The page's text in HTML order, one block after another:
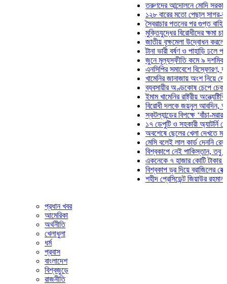
তরুণদের আন্দোলনে মোদি সরকার দুর্বল
১২৮ বারের মতো পেছাল সাগর-রুনি
স্বৈরাচার পতনের পর গুপ্ত বাহিনীর
মুক্তিযুদ্ধের বিরোধীদের ক্ষমা চাইতে
জাতীয় বৃক্ষমেলা উদ্বোধন করলেন
টানা ভারী বর্ষণ ও পাহাড়ি ঢলে
জুনে মূল্যস্ফীতি কমে ৯ দশমিক ১৬
এনসিপির সমাবেশে বিস্ফোরণ,
খামেনির জানাজায় অংশ নিয়ে দেশে
ব্যবসায়ীর অণ্ডকোষ চেপে চেক-
ইমাম খামেনির রাষ্ট্রীয়
বিরোধী দলকে জয়নুল আবদিন,
স্কটল্যান্ডের বিপক্ষে ‘বাঁচা-মরার
১৭ ডেপুটি ও সহকারী অ্যাটর্নি
অবশেষে ছেলের খেলা দেখতে মাঠে
মেসি বলেই লাল কার্ড দেননি রেফারি!
বিশ্বকাপে নেই পাকিস্তান, তবু
একনেকে ৭ হাজার কোটি টাকার ৫
বিশ্বকাপ ড্র দিয়ে ব্রাজিলের হেক্সা
শহীদ প্রেসিডেন্ট জিয়াউর রহমান
প্রধান খবর
আমেরিকা
অর্থনীতি
খেলাধুলা
ধর্ম
প্রবাস
বাংলাদেশ
বিশ্বজুড়ে
রাজনীতি